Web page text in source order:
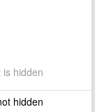
hidden
hidden